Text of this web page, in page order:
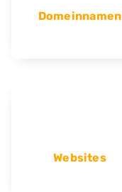
Domeinnamen
Websites